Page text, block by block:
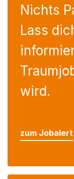
Nichts
Lass
wird.
zum Jobalert